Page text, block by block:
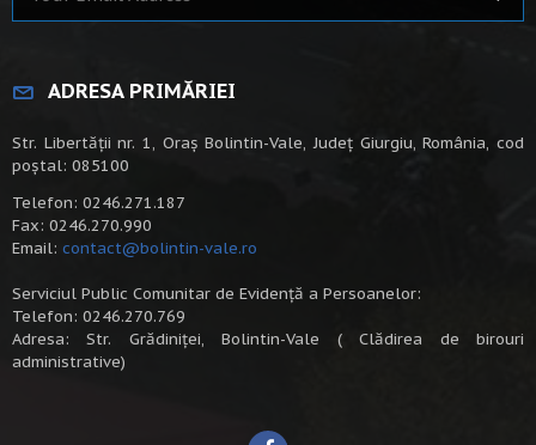
ADRESA PRIMĂRIEI
Str. Libertății nr. 1, Oraș Bolintin-Vale, Județ Giurgiu, România, cod
poștal: 085100
Telefon: 0246.271.187
Fax: 0246.270.990
Email: contact@bolintin-vale.ro
Serviciul Public Comunitar de Evidență a Persoanelor:
Telefon: 0246.270.769
Adresa: Str. Grădiniței, Bolintin-Vale ( Clădirea de birouri
administrative)